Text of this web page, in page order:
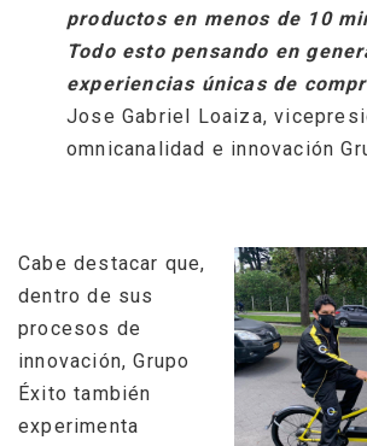
productos en menos de 10
Todo esto pensando en
experiencias únicas de
Jose Gabriel Loaiza,
omnicanalidad e innovación
Cabe destacar que,
dentro de sus
procesos de
innovación, Grupo
Éxito también
experimenta